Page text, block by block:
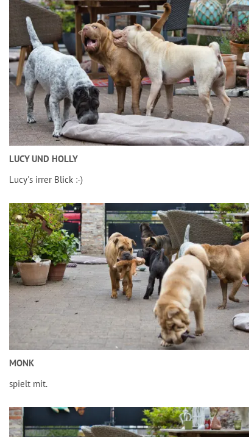
LUCY UND HOLLY
Lucy's irrer Blick :-)
MONK
spielt mit.